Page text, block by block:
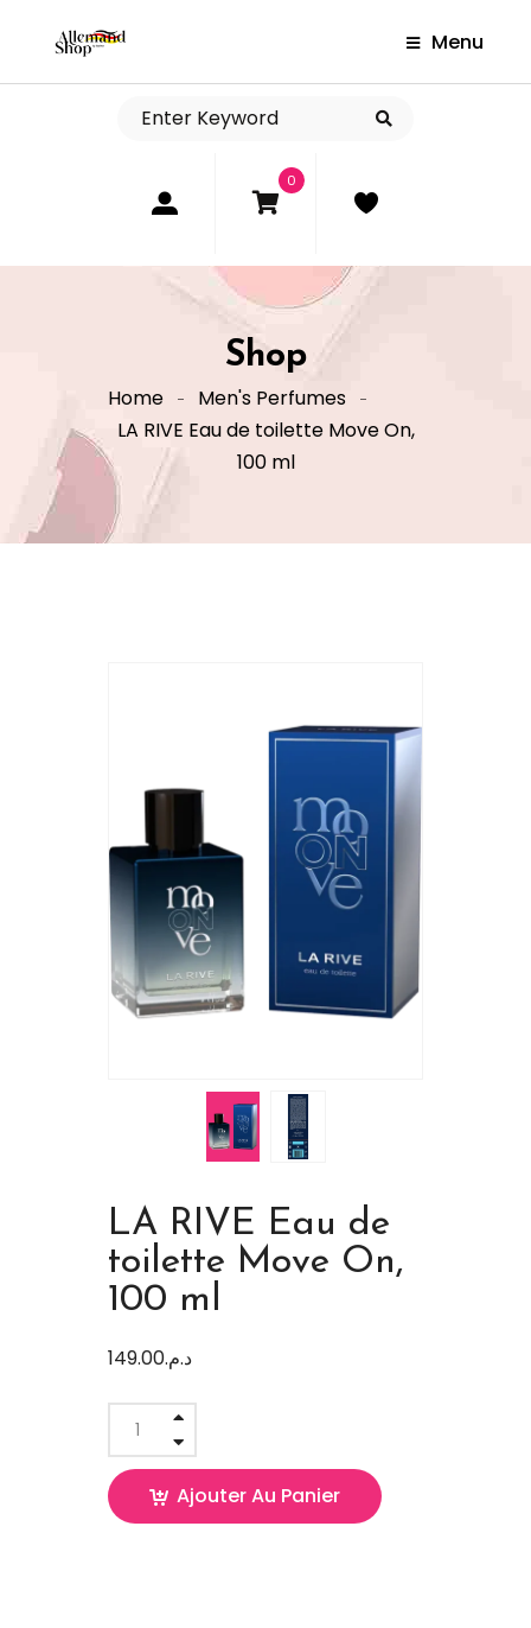
Menu
0
Shop
Home
Men's Perfumes
LA RIVE Eau de toilette Move On,
100 ml
LA RIVE Eau de
toilette Move On,
100 ml
د.م.149.00
Ajouter Au Panier